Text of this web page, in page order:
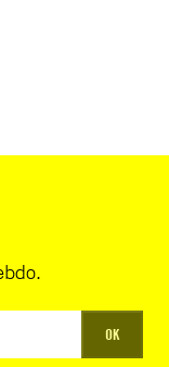
OK